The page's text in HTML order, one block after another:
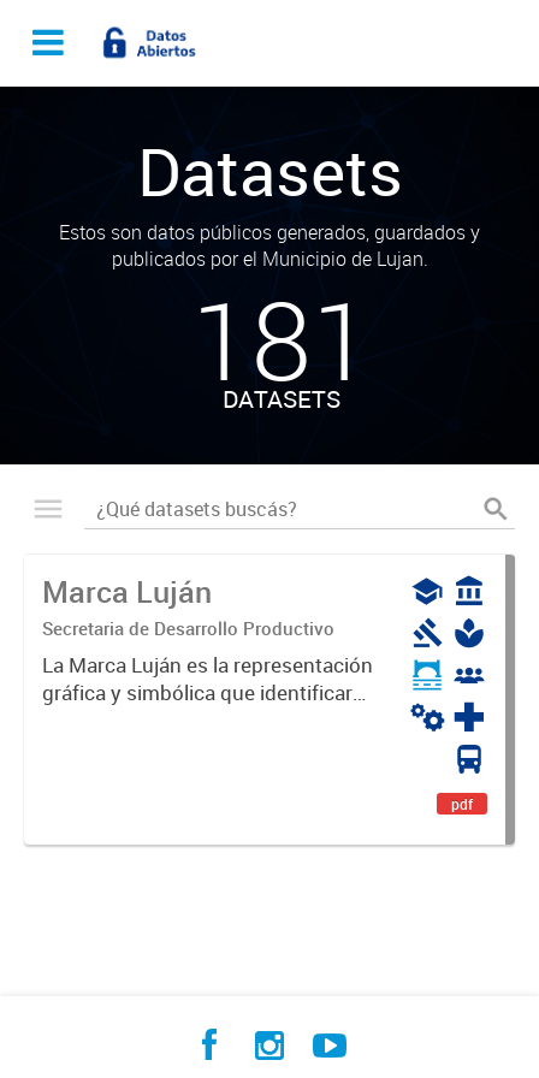
Datasets
Estos son datos públicos generados, guardados y
publicados por el Municipio de Lujan.
181
DATASETS
Marca Luján
Secretaria de Desarrollo Productivo
La Marca Luján es la representación
gráfica y simbólica que identificará
pdf